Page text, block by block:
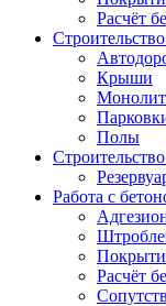
Расчёт
Крыши
Полы
Работа с
Расчёт